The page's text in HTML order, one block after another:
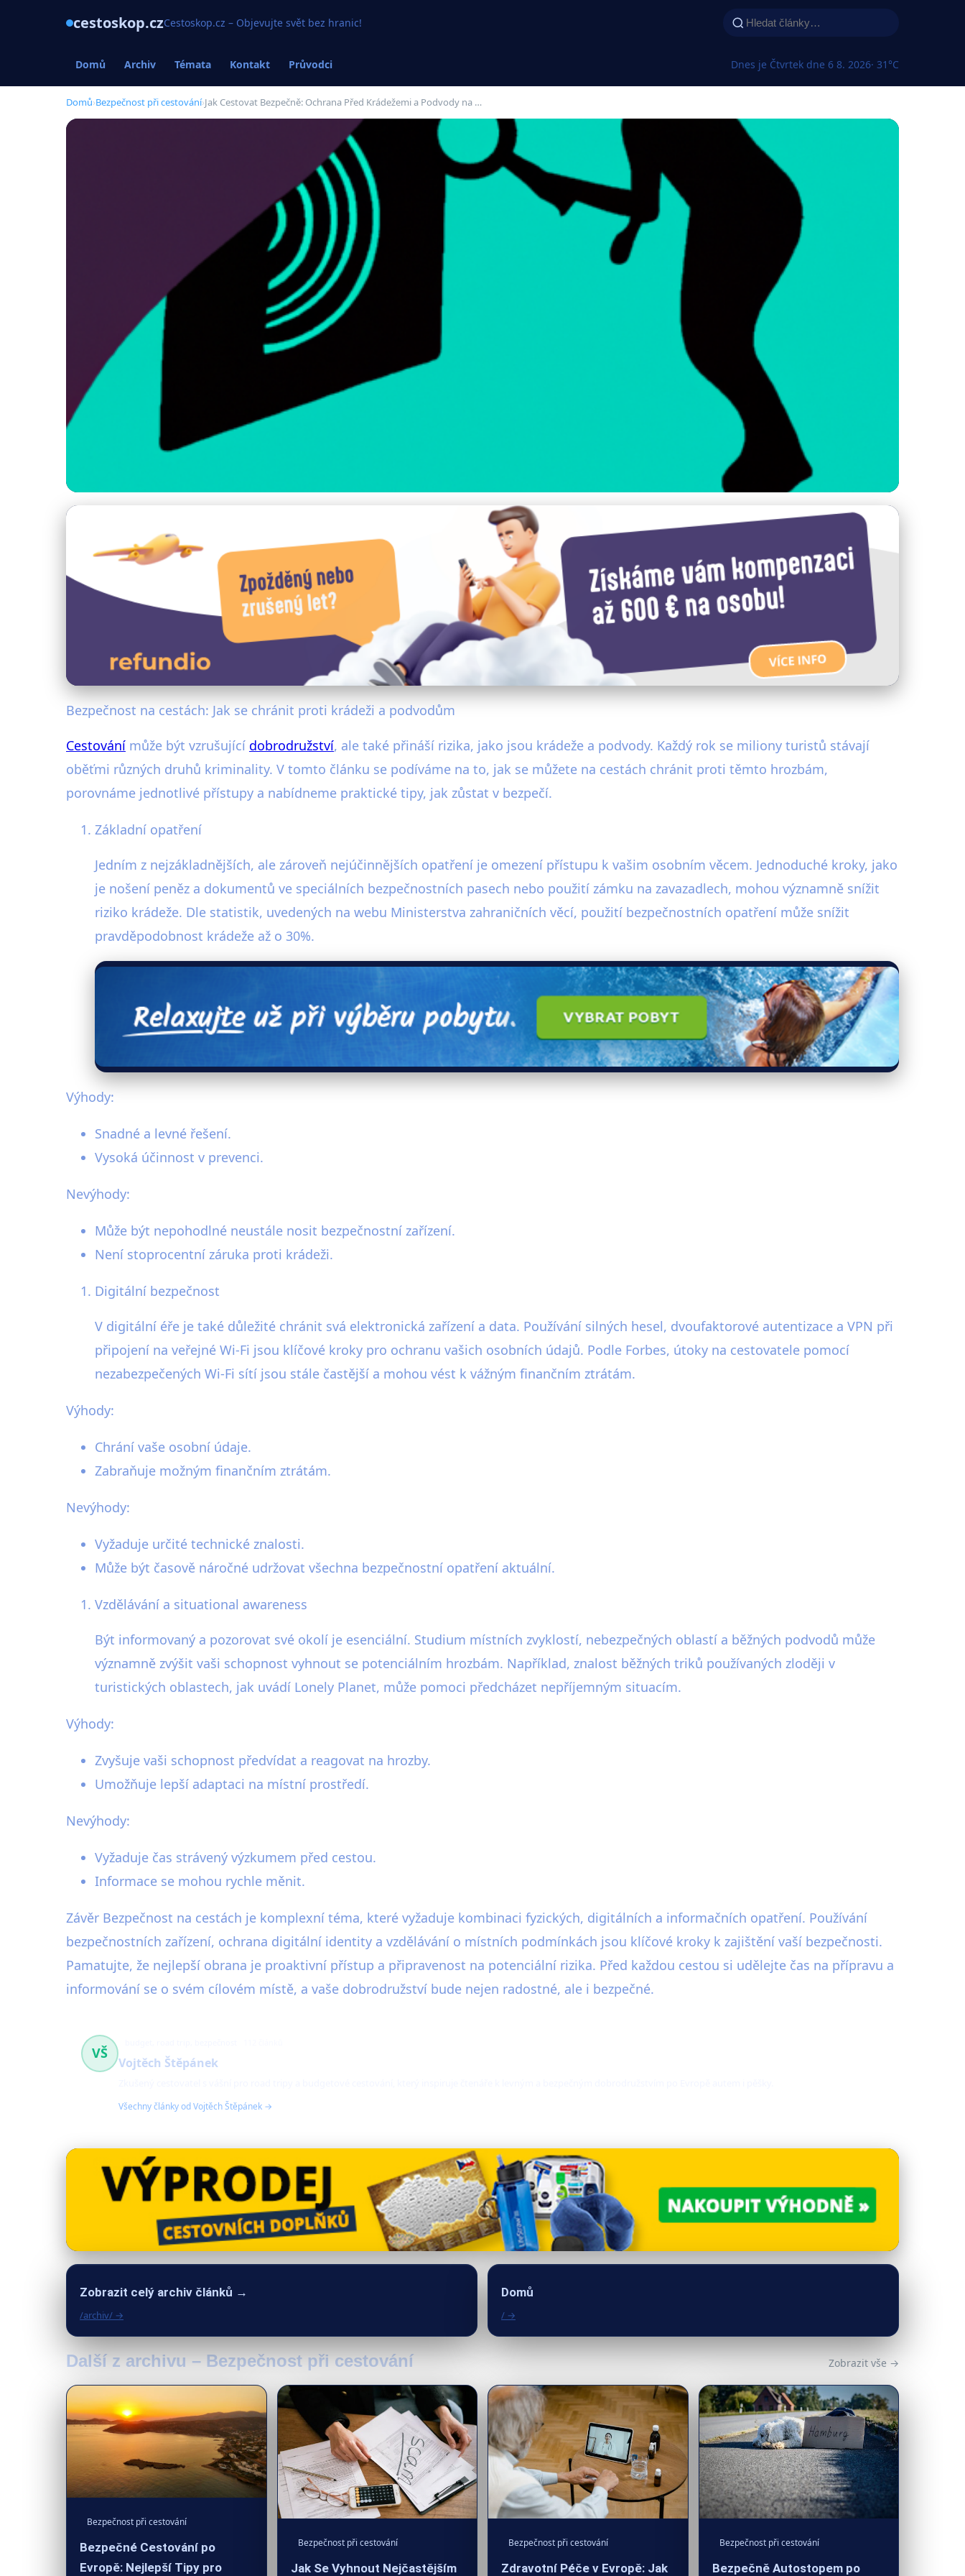
cestoskop.czCestoskop.cz – Objevujte svět bez hranic!
Domů Archiv Témata Kontakt Průvodci Dnes je Čtvrtek dne 6 8. 2026· 31°C
Domů›Bezpečnost při cestování›Jak Cestovat Bezpečně: Ochrana Před Krádežemi a Podvody na …
Jak Cestovat Bezpečně: Ochrana Před Krádežemi a Podvody na
Cestách
· 4 min čtení · Autor: Vojtěch Štěpánek
Bezpečnost na cestách: Jak se chránit proti krádeži a podvodům
Cestování může být vzrušující dobrodružství, ale také přináší rizika, jako jsou krádeže a podvody. Každý rok se miliony turistů stávají
oběťmi různých druhů kriminality. V tomto článku se podíváme na to, jak se můžete na cestách chránit proti těmto hrozbám,
porovnáme jednotlivé přístupy a nabídneme praktické tipy, jak zůstat v bezpečí.
Základní opatření
Jedním z nejzákladnějších, ale zároveň nejúčinnějších opatření je omezení přístupu k vašim osobním věcem. Jednoduché kroky, jako
je nošení peněz a dokumentů ve speciálních bezpečnostních pasech nebo použití zámku na zavazadlech, mohou významně snížit
riziko krádeže. Dle statistik, uvedených na webu Ministerstva zahraničních věcí, použití bezpečnostních opatření může snížit
pravděpodobnost krádeže až o 30%.
Výhody:
Snadné a levné řešení.
Vysoká účinnost v prevenci.
Nevýhody:
Může být nepohodlné neustále nosit bezpečnostní zařízení.
Není stoprocentní záruka proti krádeži.
Digitální bezpečnost
V digitální éře je také důležité chránit svá elektronická zařízení a data. Používání silných hesel, dvoufaktorové autentizace a VPN při
připojení na veřejné Wi-Fi jsou klíčové kroky pro ochranu vašich osobních údajů. Podle Forbes, útoky na cestovatele pomocí
nezabezpečených Wi-Fi sítí jsou stále častější a mohou vést k vážným finančním ztrátám.
Výhody:
Chrání vaše osobní údaje.
Zabraňuje možným finančním ztrátám.
Nevýhody:
Vyžaduje určité technické znalosti.
Může být časově náročné udržovat všechna bezpečnostní opatření aktuální.
Vzdělávání a situational awareness
Být informovaný a pozorovat své okolí je esenciální. Studium místních zvyklostí, nebezpečných oblastí a běžných podvodů může
významně zvýšit vaši schopnost vyhnout se potenciálním hrozbám. Například, znalost běžných triků používaných zloději v
turistických oblastech, jak uvádí Lonely Planet, může pomoci předcházet nepříjemným situacím.
Výhody:
Zvyšuje vaši schopnost předvídat a reagovat na hrozby.
Umožňuje lepší adaptaci na místní prostředí.
Nevýhody:
Vyžaduje čas strávený výzkumem před cestou.
Informace se mohou rychle měnit.
Závěr Bezpečnost na cestách je komplexní téma, které vyžaduje kombinaci fyzických, digitálních a informačních opatření. Používání
bezpečnostních zařízení, ochrana digitální identity a vzdělávání o místních podmínkách jsou klíčové kroky k zajištění vaší bezpečnosti.
Pamatujte, že nejlepší obrana je proaktivní přístup a připravenost na potenciální rizika. Před každou cestou si udělejte čas na přípravu a
informování se o svém cílovém místě, a vaše dobrodružství bude nejen radostné, ale i bezpečné.
VŠ
Vojtěch Štěpánek
Všechny články od Vojtěch Štěpánek →
Zobrazit celý archiv článků →
/archiv/ →
Domů
/ →
Další z archivu – Bezpečnost při cestování Zobrazit vše →
Bezpečnost při cestování
Bezpečné Cestování po
Evropě: Nejlepší Tipy pro
Bezpečnost při cestování
Jak Se Vyhnout Nejčastějším
Bezpečnost při cestování
Zdravotní Péče v Evropě: Jak
Bezpečnost při cestování
Bezpečně Autostopem po